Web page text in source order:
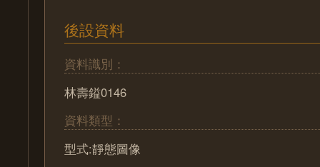
後設資料
資料識別：
林壽鎰0146
資料類型：
型式:靜態圖像